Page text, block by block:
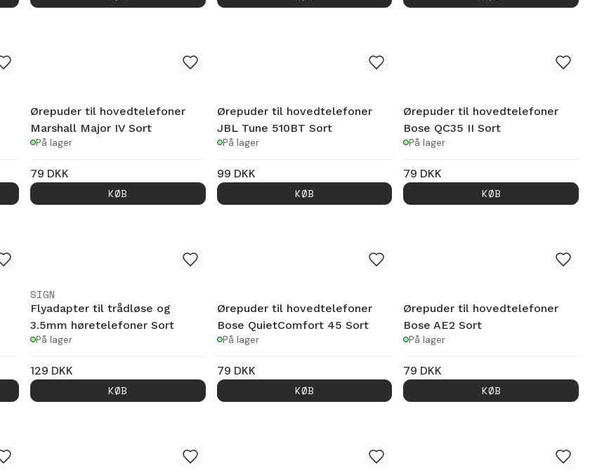
Ørepuder til hovedtelefoner
Marshall Major IV Sort
På lager
79 DKK
KØB
Ørepuder til hovedtelefoner
JBL Tune 510BT Sort
På lager
99 DKK
KØB
Ørepuder til hovedtelefoner
Bose QC35 II Sort
På lager
79 DKK
KØB
SIGN
Flyadapter til trådløse og
3.5mm høretelefoner Sort
På lager
129 DKK
KØB
Ørepuder til hovedtelefoner
Bose QuietComfort 45 Sort
På lager
79 DKK
KØB
Ørepuder til hovedtelefoner
Bose AE2 Sort
På lager
79 DKK
KØB